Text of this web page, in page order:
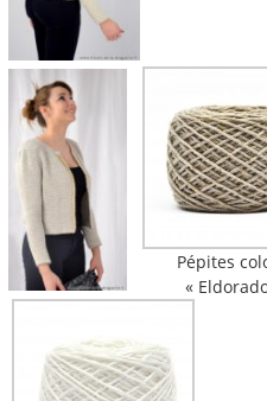
Pépites
«